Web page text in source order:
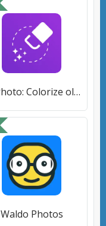
AI-Photo: Colorize old photos
Waldo Photos